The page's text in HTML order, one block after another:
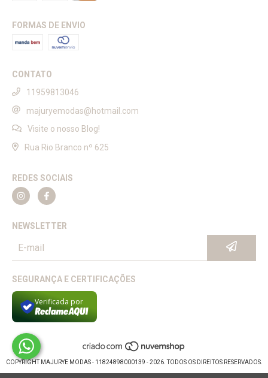
FORMAS DE ENVIO
CONTATO
11959813046
majuryemodas@hotmail.com
Visite o nosso Blog!
Rua Rio Branco nº 625
REDES SOCIAIS
NEWSLETTER
SEGURANÇA E CERTIFICAÇÕES
Verificada por
COPYRIGHT MAJURYE MODAS - 11824898000139 - 2026. TODOS OS DIREITOS RESERVADOS.